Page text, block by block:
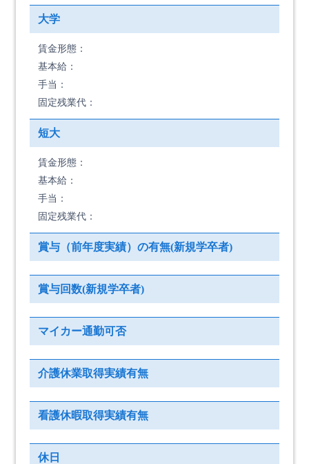
大学
賃金形態：
基本給：
手当：
固定残業代：
短大
賃金形態：
基本給：
手当：
固定残業代：
賞与（前年度実績）の有無(新規学卒者)
賞与回数(新規学卒者)
マイカー通勤可否
介護休業取得実績有無
看護休暇取得実績有無
休日